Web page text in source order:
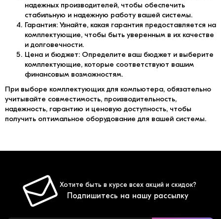
надежных производителей, чтобы обеспечить
стабильную и надежную работу вашей системы.
Гарантия: Узнайте, какая гарантия предоставляется на
комплектующие, чтобы быть уверенным в их качестве
и долговечности.
Цена и бюджет: Определите ваш бюджет и выберите
комплектующие, которые соответствуют вашим
финансовым возможностям.
При выборе комплектующих для компьютера, обязательно
учитывайте совместимость, производительность,
надежность, гарантию и ценовую доступность, чтобы
получить оптимальное оборудование для вашей системы.
Хотите быть в курсе всех акций и скидок?
Подпишитесь на нашу рассылку